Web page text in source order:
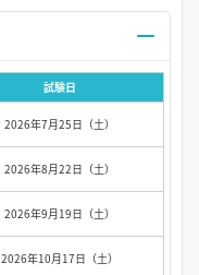
試験日
2026年7月25日（土）
2026年8月22日（土）
2026年9月19日（土）
2026年10月17日（土）